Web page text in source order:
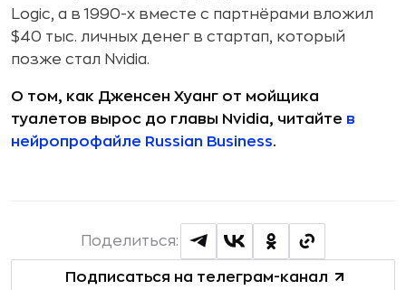
Logic, а в 1990-х вместе с партнёрами вложил
$40 тыс. личных денег в стартап, который
позже стал Nvidia.
О том, как Дженсен Хуанг от мойщика
туалетов вырос до главы Nvidia, читайте в
нейропрофайле Russian Business.
Подписаться на телеграм-канал
Поделиться: